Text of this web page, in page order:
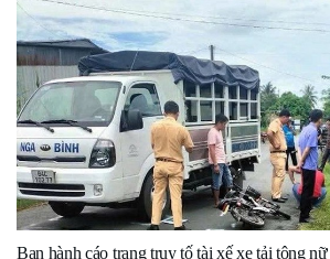
Ban hành cáo trạng truy tố tài xế xe tải tông